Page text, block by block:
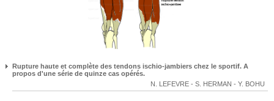
Rupture haute et complète des tendons ischio-jambiers chez le sportif. A
propos d'une série de quinze cas opérés.
N. LEFEVRE - S. HERMAN - Y. BOHU